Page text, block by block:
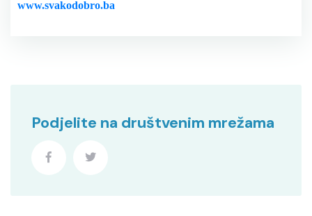
www.svakodobro.ba
Podjelite na društvenim mrežama